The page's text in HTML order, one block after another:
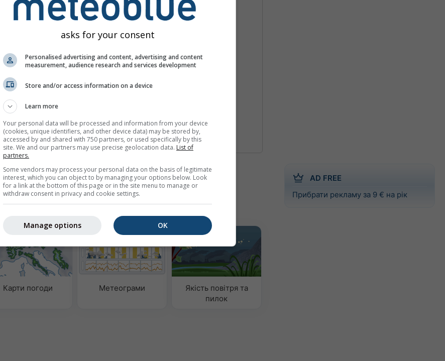
AD FREE
Прибрати рекламу за 9 € на рік
Карти погоди Метеограми
Якість повітря та
пилок
asks for your consent
Personalised advertising and content, advertising and content
measurement, audience research and services development
Store and/or access information on a device
Learn more
Your personal data will be processed and information from your device
(cookies, unique identifiers, and other device data) may be stored by,
accessed by and shared with 750 partners, or used specifically by this
site. We and our partners may use precise geolocation data. List of
partners.
Some vendors may process your personal data on the basis of legitimate
interest, which you can object to by managing your options below. Look
for a link at the bottom of this page or in the site menu to manage or
withdraw consent in privacy and cookie settings.
OK
Manage options